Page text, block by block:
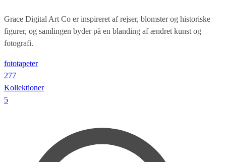
Grace Digital Art Co er inspireret af rejser, blomster og historiske
figurer, og samlingen byder på en blanding af ændret kunst og
fotografi.
fototapeter
277
Kollektioner
5